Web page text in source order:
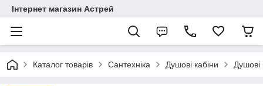
Інтернет магазин Астрей
Каталог товарів Сантехніка Душові кабіни Душові